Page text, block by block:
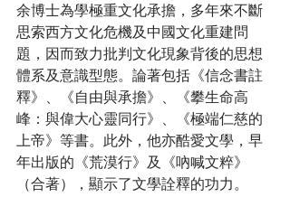
余博士為學極重文化承擔，多年來不斷
思索西方文化危機及中國文化重建問
題，因而致力批判文化現象背後的思想
體系及意識型態。論著包括《信念書註
釋》、《自由與承擔》、《攀生命高
峰：與偉大心靈同行》、《極端仁慈的
上帝》等書。此外，他亦酷愛文學，早
年出版的《荒漠行》及《吶喊文粹》
（合著），顯示了文學詮釋的功力。